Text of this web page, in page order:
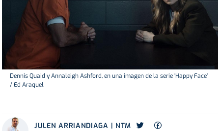
Dennis Quaid y Annaleigh Ashford, en una imagen de la serie ‘Happy Face’
/ Ed Araquel
JULEN ARRIANDIAGA | NTM